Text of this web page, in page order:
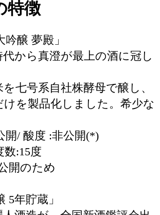
特徴
吟醸 夢殿」
から真澄が最上の酒に冠し
七号系自社株酵母で醸し、
を製品化しました。希少な
開/ 酸度 :非公開(*)
数:15度
開のため
5年貯蔵」